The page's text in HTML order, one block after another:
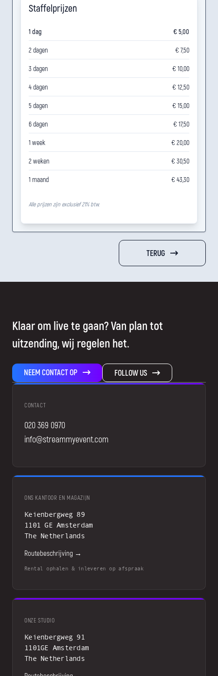
Staffelprijzen
1 dag € 5,00
2 dagen € 7,50
3 dagen € 10,00
4 dagen € 12,50
5 dagen € 15,00
6 dagen € 17,50
1 week € 20,00
2 weken € 30,50
1 maand € 43,30
Alle prijzen zijn exclusief 21% btw.
TERUG
Klaar om live te gaan? Van plan tot
uitzending, wij regelen het.
NEEM CONTACT OP FOLLOW US
CONTACT
020 369 0970
info@streammyevent.com
ONS KANTOOR EN MAGAZIJN
Keienbergweg 89
1101 GE Amsterdam
The Netherlands
Routebeschrijving →
Rental ophalen & inleveren op afspraak
ONZE STUDIO
Keienbergweg 91
1101GE Amsterdam
The Netherlands